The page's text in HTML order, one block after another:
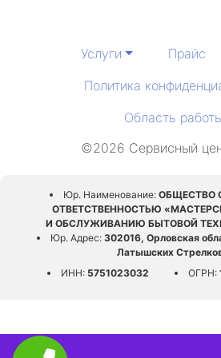
Услуги Прайс
Политика
Область
©2026 Сервисный
Юр. Наименование: ОБЩЕСТВО
ОТВЕТСТВЕННОСТЬЮ
И ОБСЛУЖИВАНИЮ БЫТОВОЙ
Юр. Адрес: 302016, Орловская
Латышских
ИНН:5751023032 ОГРН: